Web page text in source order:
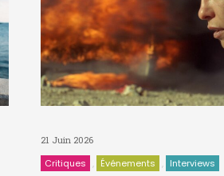
21 Juin 2026
Critiques Événements Interviews